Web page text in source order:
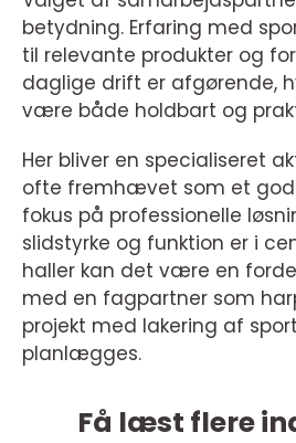
betydning. Erfaring med
til relevante produkter og
daglige drift er afgørende,
være både holdbart og
Her bliver en specialiseret
ofte fremhævet som et
fokus på professionelle
slidstyrke og funktion er i
haller kan det være en
med en fagpartner som
projekt med lakering af
planlægges.
Få læst flere